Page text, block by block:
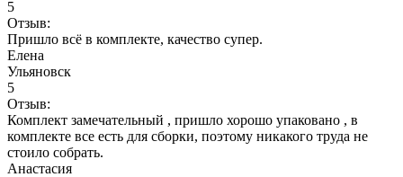
5
Отзыв:
Пришло всё в комплекте, качество супер.
Елена
Ульяновск
5
Отзыв:
Комплект замечательный , пришло хорошо упаковано , в
комплекте все есть для сборки, поэтому никакого труда не
стоило собрать.
Анастасия